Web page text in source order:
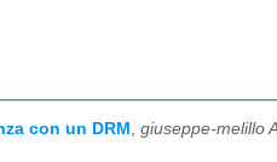
con un DRM , giuseppe-melillo